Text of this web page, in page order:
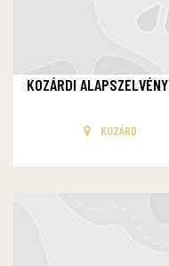
KOZÁRDI ALAPSZELVÉNY
KOZÁRD